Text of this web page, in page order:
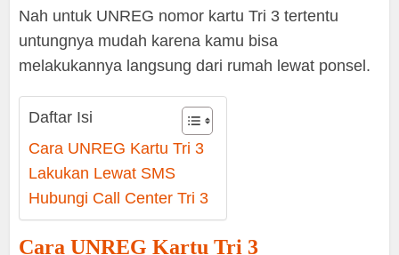
Nah untuk UNREG nomor kartu Tri 3 tertentu
untungnya mudah karena kamu bisa
melakukannya langsung dari rumah lewat ponsel.
Daftar Isi
Cara UNREG Kartu Tri 3
Lakukan Lewat SMS
Hubungi Call Center Tri 3
Cara UNREG Kartu Tri 3